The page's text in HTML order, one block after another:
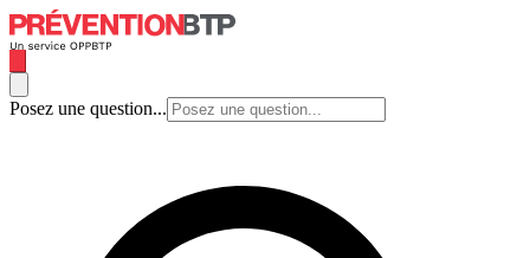
Posez une question...